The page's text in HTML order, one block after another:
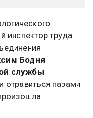
инспектор труда
Бодня
службы
отравиться парами